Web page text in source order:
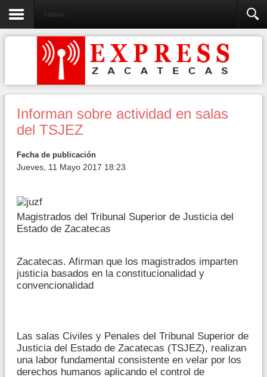
Gobierno
Informan sobre actividad en salas
del TSJEZ
Fecha de publicación
Jueves, 11 Mayo 2017 18:23
Magistrados del Tribunal Superior de Justicia del
Estado de Zacatecas
Zacatecas. Afirman que los magistrados imparten
justicia basados en la constitucionalidad y
convencionalidad
Las salas Civiles y Penales del Tribunal Superior de
Justicia del Estado de Zacatecas (TSJEZ), realizan
una labor fundamental consistente en velar por los
derechos humanos aplicando el control de